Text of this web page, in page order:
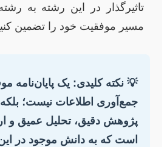
تاثیرگذار در این رشته به
مسیر موفقیت خود را تضمین
💡 نکته کلیدی: یک پایان‌نامه
جمع‌آوری اطلاعات نیست؛ بلکه
پژوهش دقیق، تحلیل عمیق و
است که به دانش موجود در